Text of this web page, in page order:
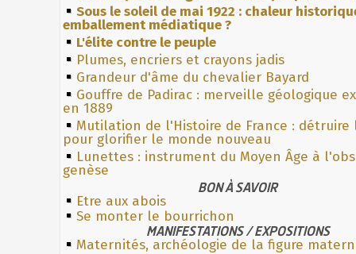
Sous le soleil de mai 1922 : chaleur
emballement médiatique ?
L'élite contre le peuple
Plumes, encriers et crayons jadis
Grandeur d'âme du chevalier Bayard
Gouffre de Padirac : merveille géologique
en 1889
Mutilation de l'Histoire de France : détruire
pour glorifier le monde nouveau
Lunettes : instrument du Moyen Âge à
genèse
BON À SAVOIR
Etre aux abois
Se monter le bourrichon
MANIFESTATIONS / EXPOSITIONS
Maternités, archéologie de la figure